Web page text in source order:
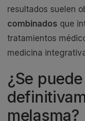
resultados suelen
combinados que
tratamientos
medicina
¿Se
melasma?